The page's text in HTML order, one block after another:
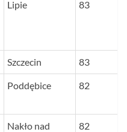
Lipie 83
Szczecin 83
Poddębice 82
Nakło nad 82